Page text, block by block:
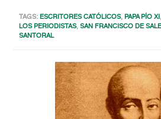
TAGS: ESCRITORES CATÓLICOS, PAPA PÍO XI,
LOS PERIODISTAS,SAN FRANCISCO DE
SANTORAL